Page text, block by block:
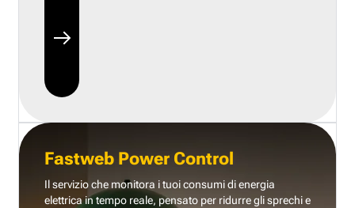
Fastweb Power Control
Il servizio che monitora i tuoi consumi di energia
elettrica in tempo reale, pensato per ridurre gli sprechi e